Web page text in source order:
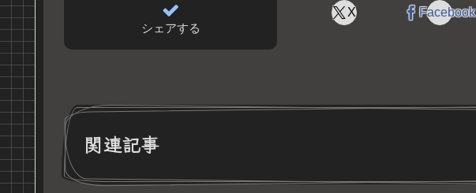
シェアする
X Facebook
関連記事